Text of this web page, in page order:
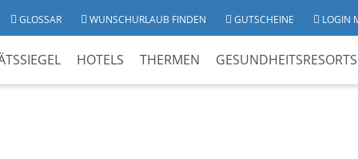
GLOSSAR WUNSCHURLAUB FINDEN GUTSCHEINE LOGIN
HOTELS THERMEN GESUNDHEITSRESORTS